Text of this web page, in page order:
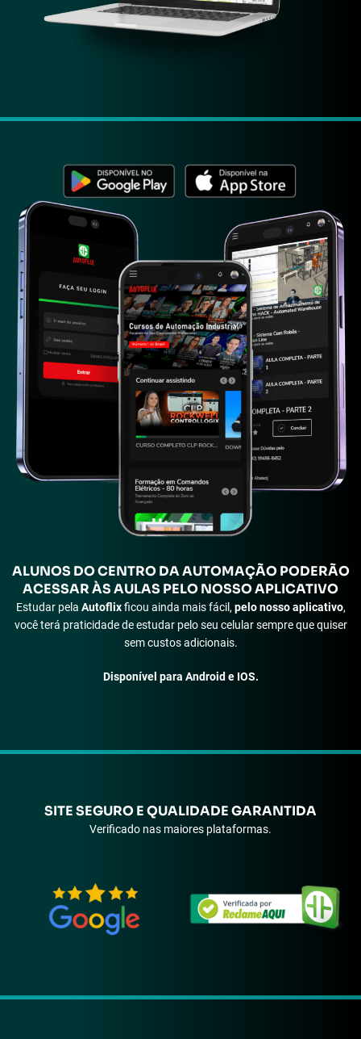
ALUNOSDO CENTRO DA AUTOMAÇÃO PODERÃO
ACESSAR ÀSAULAS PELO NOSSO APLICATIVO
Estudar pela Autoflixficou ainda mais fácil, pelo nosso aplicativo,
você terá praticidade de estudar pelo seu celular sempre que quiser
sem custos adicionais.
Disponível para Android e IOS.
SITE SEGURO E QUALIDADE GARANTIDA
Verificado nas maiores plataformas.